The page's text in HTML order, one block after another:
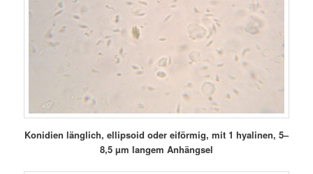
Konidien länglich, ellipsoid oder eiförmig, mit 1 hyalinen, 5–
8,5 µm langem Anhängsel